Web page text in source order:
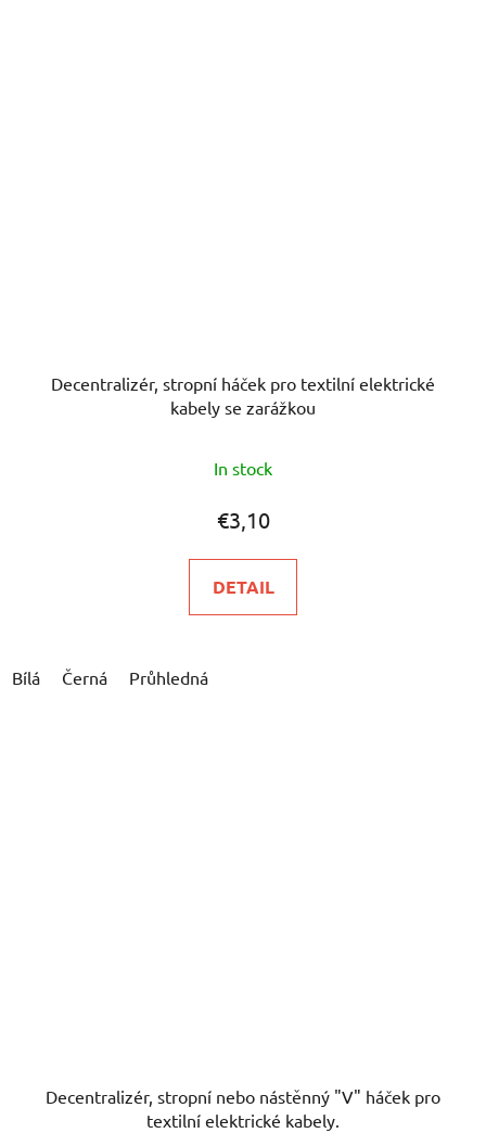
Decentralizér, stropní háček pro textilní elektrické
kabely se zarážkou
In stock
€3,10
DETAIL
Bílá Černá Průhledná
Decentralizér, stropní nebo nástěnný "V" háček pro
textilní elektrické kabely.